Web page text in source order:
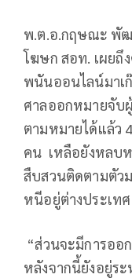
พ.ต.อ.กฤษณะ พัฒ
โฆษก สอท. เผยถึ
พนันออนไลน์มาเ
ศาลออกหมายจับ
ตามหมายได้แล้ว
คน เหลือยังหลบ
สืบสวนติดตามตัว
หนีอยู่ต่างประเทศ
“ส่วนจะมีการอ
หลังจากนี้ยังอยู่ร